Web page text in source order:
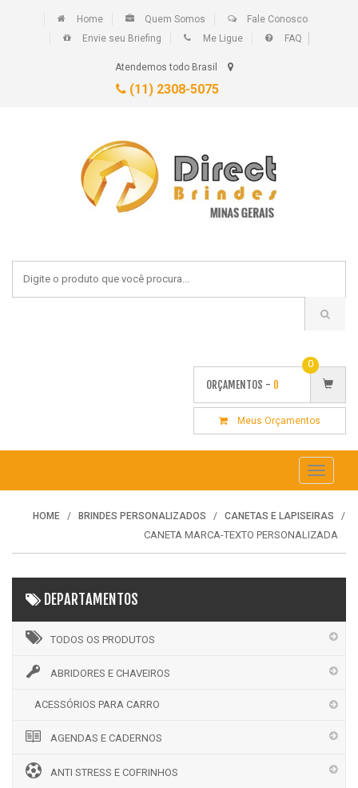
Home Quem Somos
Fale Conosco
Envie seu Briefing
Me Ligue FAQ
Atendemos todo Brasil
(11) 2308-5075
ORÇAMENTOS - 0
0
Meus Orçamentos
Toggle
HOME BRINDES PERSONALIZADOS CANETAS E LAPISEIRAS
CANETA MARCA-TEXTO PERSONALIZADA
DEPARTAMENTOS
TODOS OS PRODUTOS
ABRIDORES E CHAVEIROS
ACESSÓRIOS PARA CARRO
AGENDAS E CADERNOS
ANTI STRESS E COFRINHOS